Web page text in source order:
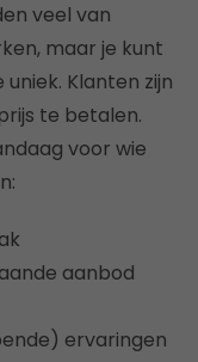
veel van
maar je kunt
Klanten zijn
te betalen.
voor wie
aanbod
ervaringen